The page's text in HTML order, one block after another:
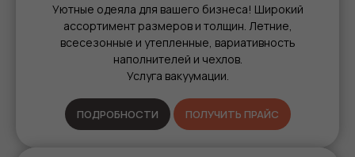
Уютные одеяла для вашего бизнеса! Широкий
ассортимент размеров и толщин. Летние,
всесезонные и утепленные, вариативность
наполнителей и чехлов.
Услуга вакуумации.
ПОДРОБНОСТИ ПОЛУЧИТЬ ПРАЙС